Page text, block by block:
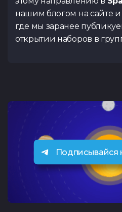
нашим блогом на сайте и
где мы заранее
открытии наборов в
Подписывайся